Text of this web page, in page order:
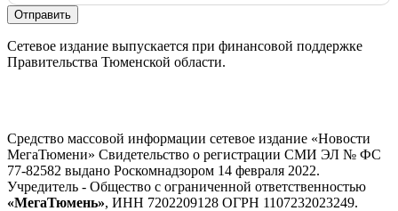
Отправить
Сетевое издание выпускается при финансовой поддержке
Правительства Тюменской области.
Средство массовой информации сетевое издание «Новости
МегаТюмени» Свидетельство о регистрации СМИ ЭЛ № ФС
77-82582 выдано Роскомнадзором 14 февраля 2022.
Учредитель - Общество с ограниченной ответственностью
«МегаТюмень», ИНН 7202209128 ОГРН 1107232023249.